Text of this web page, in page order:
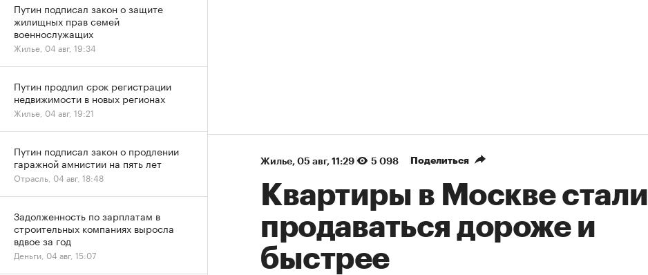
Жилье⁠, 05 авг, 11:29 5 098 Поделиться
Квартиры в Москве стали
продаваться дороже и
быстрее
Путин подписал закон о защите
жилищных прав семей
военнослужащих
Жилье, 04 авг, 19:34
Путин продлил срок регистрации
недвижимости в новых регионах
Жилье, 04 авг, 19:21
Путин подписал закон о продлении
гаражной амнистии на пять лет
Отрасль, 04 авг, 18:48
Задолженность по зарплатам в
строительных компаниях выросла
вдвое за год
Деньги, 04 авг, 15:07